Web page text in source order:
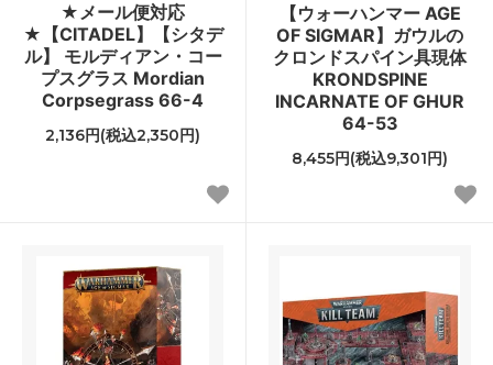
★メール便対応
★【CITADEL】【シタデ
ル】 モルディアン・コー
プスグラス Mordian
Corpsegrass 66-4
2,136円(税込2,350円)
【ウォーハンマー AGE
OF SIGMAR】ガウルの
クロンドスパイン具現体
KRONDSPINE
INCARNATE OF GHUR
64-53
8,455円(税込9,301円)